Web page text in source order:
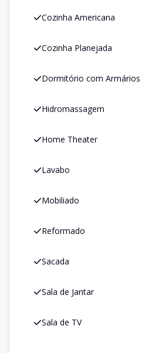
Cozinha Americana
Cozinha Planejada
Dormitório com Armários
Hidromassagem
Home Theater
Lavabo
Mobiliado
Reformado
Sacada
Sala de Jantar
Sala de TV